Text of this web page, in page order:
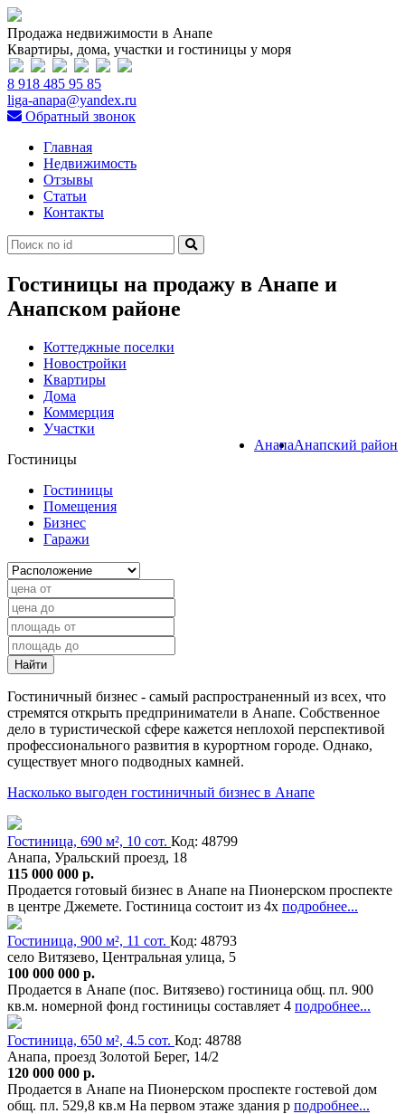
Продажа недвижимости в Анапе
Квартиры, дома, участки и гостиницы у моря
8 918 485 95 85
liga-anapa@yandex.ru
Обратный звонок
Главная
Недвижимость
Отзывы
Статьи
Контакты
Гостиницы на продажу в Анапе и
Анапском районе
Коттеджные поселки
Новостройки
Квартиры
Дома
Коммерция
Участки
Анапский район
Анапа
Гостиницы
Гостиницы
Помещения
Бизнес
Гаражи
Найти
Гостиничный бизнес - самый распространенный из всех, что
стремятся открыть предприниматели в Анапе. Собственное
дело в туристической сфере кажется неплохой перспективой
профессионального развития в курортном городе. Однако,
существует много подводных камней.
Насколько выгоден гостиничный бизнес в Анапе
Гостиница, 690 м², 10 сот. Код: 48799
Анапа, Уральский проезд, 18
115 000 000 р.
Продается готовый бизнес в Анапе на Пионерском проспекте
в центре Джемете. Гостиница состоит из 4х подробнее...
Гостиница, 900 м², 11 сот. Код: 48793
село Витязево, Центральная улица, 5
100 000 000 р.
Продается в Анапе (пос. Витязево) гостиница общ. пл. 900
кв.м. номерной фонд гостиницы составляет 4 подробнее...
Гостиница, 650 м², 4.5 сот. Код: 48788
Анапа, проезд Золотой Берег, 14/2
120 000 000 р.
Продается в Анапе на Пионерском проспекте гостевой дом
общ. пл. 529,8 кв.м На первом этаже здания р подробнее...